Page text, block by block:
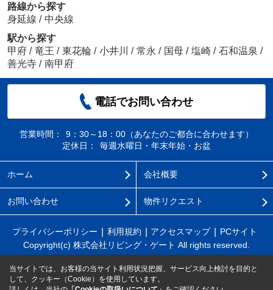
路線から探す
身延線 / 中央線
駅から探す
甲府 / 竜王 / 東花輪 / 小井川 / 常永 / 国母 / 塩崎 / 石和温泉 /
善光寺 / 南甲府
電話でお問い合わせ
営業時間：
9：30～18：00（あなたのご都合に合わせます）
定休日：
毎週水曜日・年末年始・お盆
ホーム 会社概要
お問い合わせ 物件リクエスト
プライバシーポリシー 利用規約 アクセスマップ
PCサイト
Copyright(c) 株式会社リビング・ゲート All rights reserved.
当サイトでは、お客様の当サイト利用状況把握、サービス向上検討を目的と
して、クッキー（Cookie）を使用しています。